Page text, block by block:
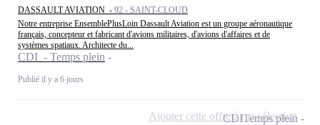
DASSAULT AVIATION - 92 - SAINT-CLOUD
Notre entreprise EnsemblePlusLoin Dassault Aviation est un groupe aéronautique
français, concepteur et fabricant d'avions militaires, d'avions d'affaires et de
systèmes spatiaux. Architecte du...
CDI - Temps plein
Publié il y a 6 jours
CDITemps plein
Ajouter cette offre à ma sélection